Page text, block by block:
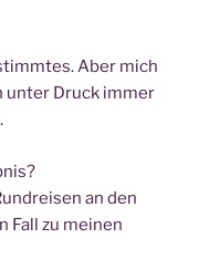
Aber mich
unter Druck immer
an den
Fall zu mei­nen